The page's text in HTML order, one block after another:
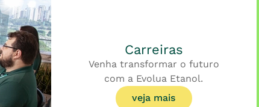
Carreiras
Venha transformar o futuro
com a Evolua Etanol.
veja mais